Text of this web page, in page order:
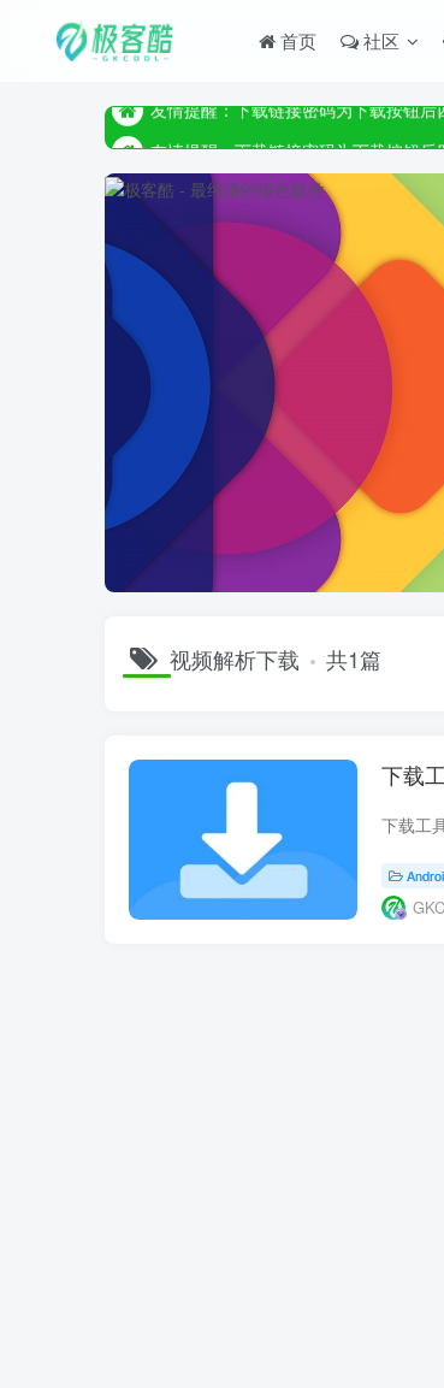
首页 社区
友情提醒：下载链接密码为下载按钮后
友情提醒：下载链接密码为下载按钮后
视频解析下载 共1篇
下载